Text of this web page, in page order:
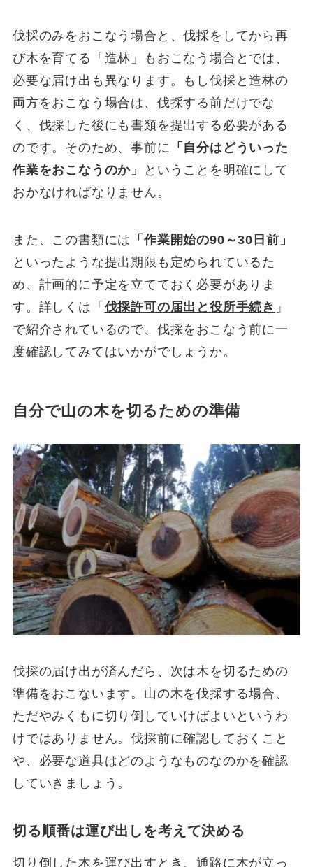
伐採のみをおこなう場合と、伐採をしてから再
び木を育てる「造林」もおこなう場合とでは、
必要な届け出も異なります。もし伐採と造林の
両方をおこなう場合は、伐採する前だけでな
く、伐採した後にも書類を提出する必要がある
のです。そのため、事前に
「自分はどういった
作業をおこなうのか」
ということを明確にして
おかなければなりません。
また、この書類には 「作業開始の90～30日前」
といったような提出期限も定められているた
め、計画的に予定を立てておく必要がありま
す。詳しくは「 伐採許可の届出と役所手続き 」
で紹介されているので、伐採をおこなう前に一
度確認してみてはいかがでしょうか。
自分で山の木を切るための準備
伐採の届け出が済んだら、次は木を切るための
準備をおこないます。山の木を伐採する場合、
ただやみくもに切り倒していけばよいというわ
けではありません。伐採前に確認しておくこと
や、必要な道具はどのようなものなのかを確認
していきましょう。
切る順番は運び出しを考えて決める
切り倒した木を運び出すとき、通路に木が立っ